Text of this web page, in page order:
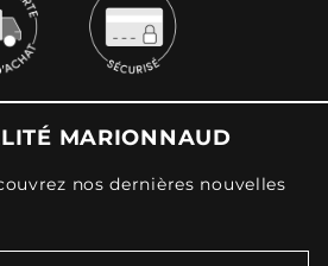
MARIONNAUD
nos dernières nouvelles